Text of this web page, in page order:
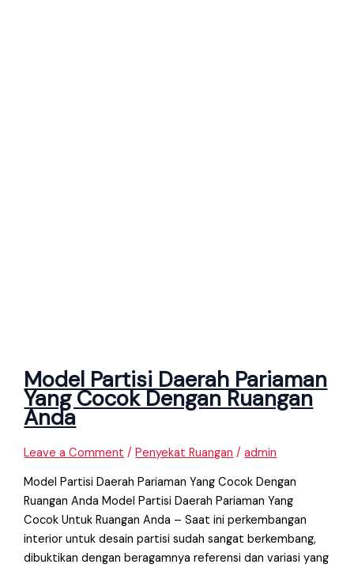
Model Partisi Daerah Pariaman
Yang Cocok Dengan Ruangan
Anda
Leave a Comment /Penyekat Ruangan /admin
Model Partisi Daerah Pariaman Yang Cocok Dengan
Ruangan Anda Model Partisi Daerah Pariaman Yang
Cocok Untuk Ruangan Anda – Saat ini perkembangan
interior untuk desain partisi sudah sangat berkembang,
dibuktikan dengan beragamnya referensi dan variasi yang